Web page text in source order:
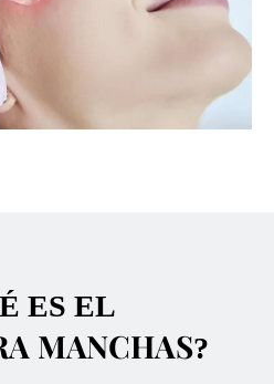
ES EL
MANCHAS?